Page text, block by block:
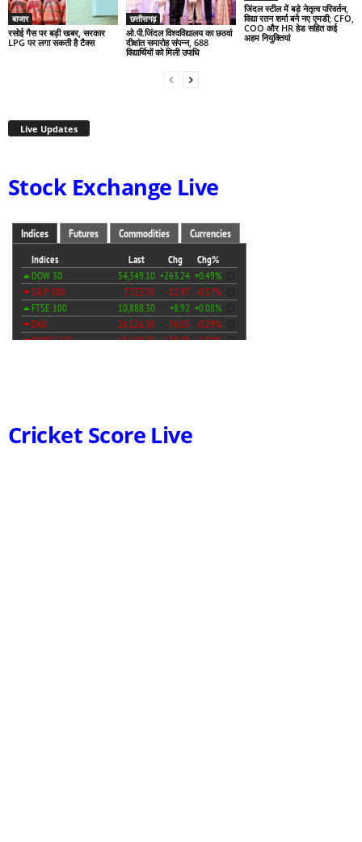
बाजार
रसोई गैस पर बड़ी खबर, सरकार
LPG पर लगा सकती है टैक्स
छत्तीसगढ़
ओ.पी.जिंदल विश्वविद्यालय का छठवां
दीक्षांत समारोह संपन्न, 688
विद्यार्थियों को मिली उपाधि
जिंदल स्टील में बड़े नेतृत्व परिवर्तन,
विद्या रतन शर्मा बने नए एमडी; CFO,
COO और HR हेड सहित कई
अहम नियुक्तियां
Live Updates
Stock Exchange Live
Cricket Score Live